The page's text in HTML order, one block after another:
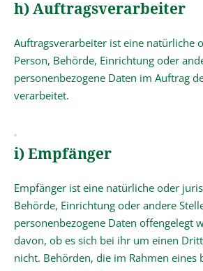
h) Auftragsverarbeiter
Auftragsverarbeiter ist eine natürliche
Person, Behörde, Einrichtung oder
personenbezogene Daten im Auftrag
verarbeitet.
i) Empfänger
Empfänger ist eine natürliche oder
Behörde, Einrichtung oder andere
personenbezogene Daten offengelegt
davon, ob es sich bei ihr um einen
nicht. Behörden, die im Rahmen eines